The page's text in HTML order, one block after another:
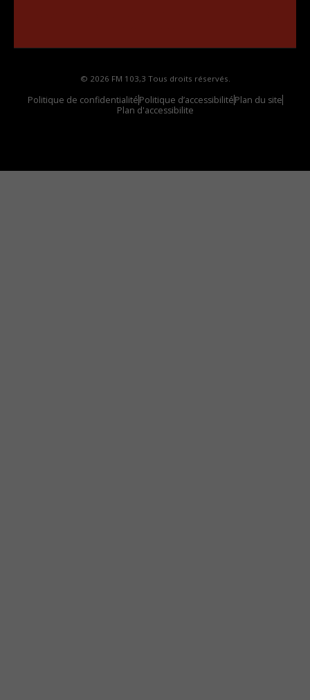
© 2026 FM 103,3 Tous droits réservés.
Politique de confidentialitéPolitique d’accessibilitéPlan du site
Plan d'accessibilite